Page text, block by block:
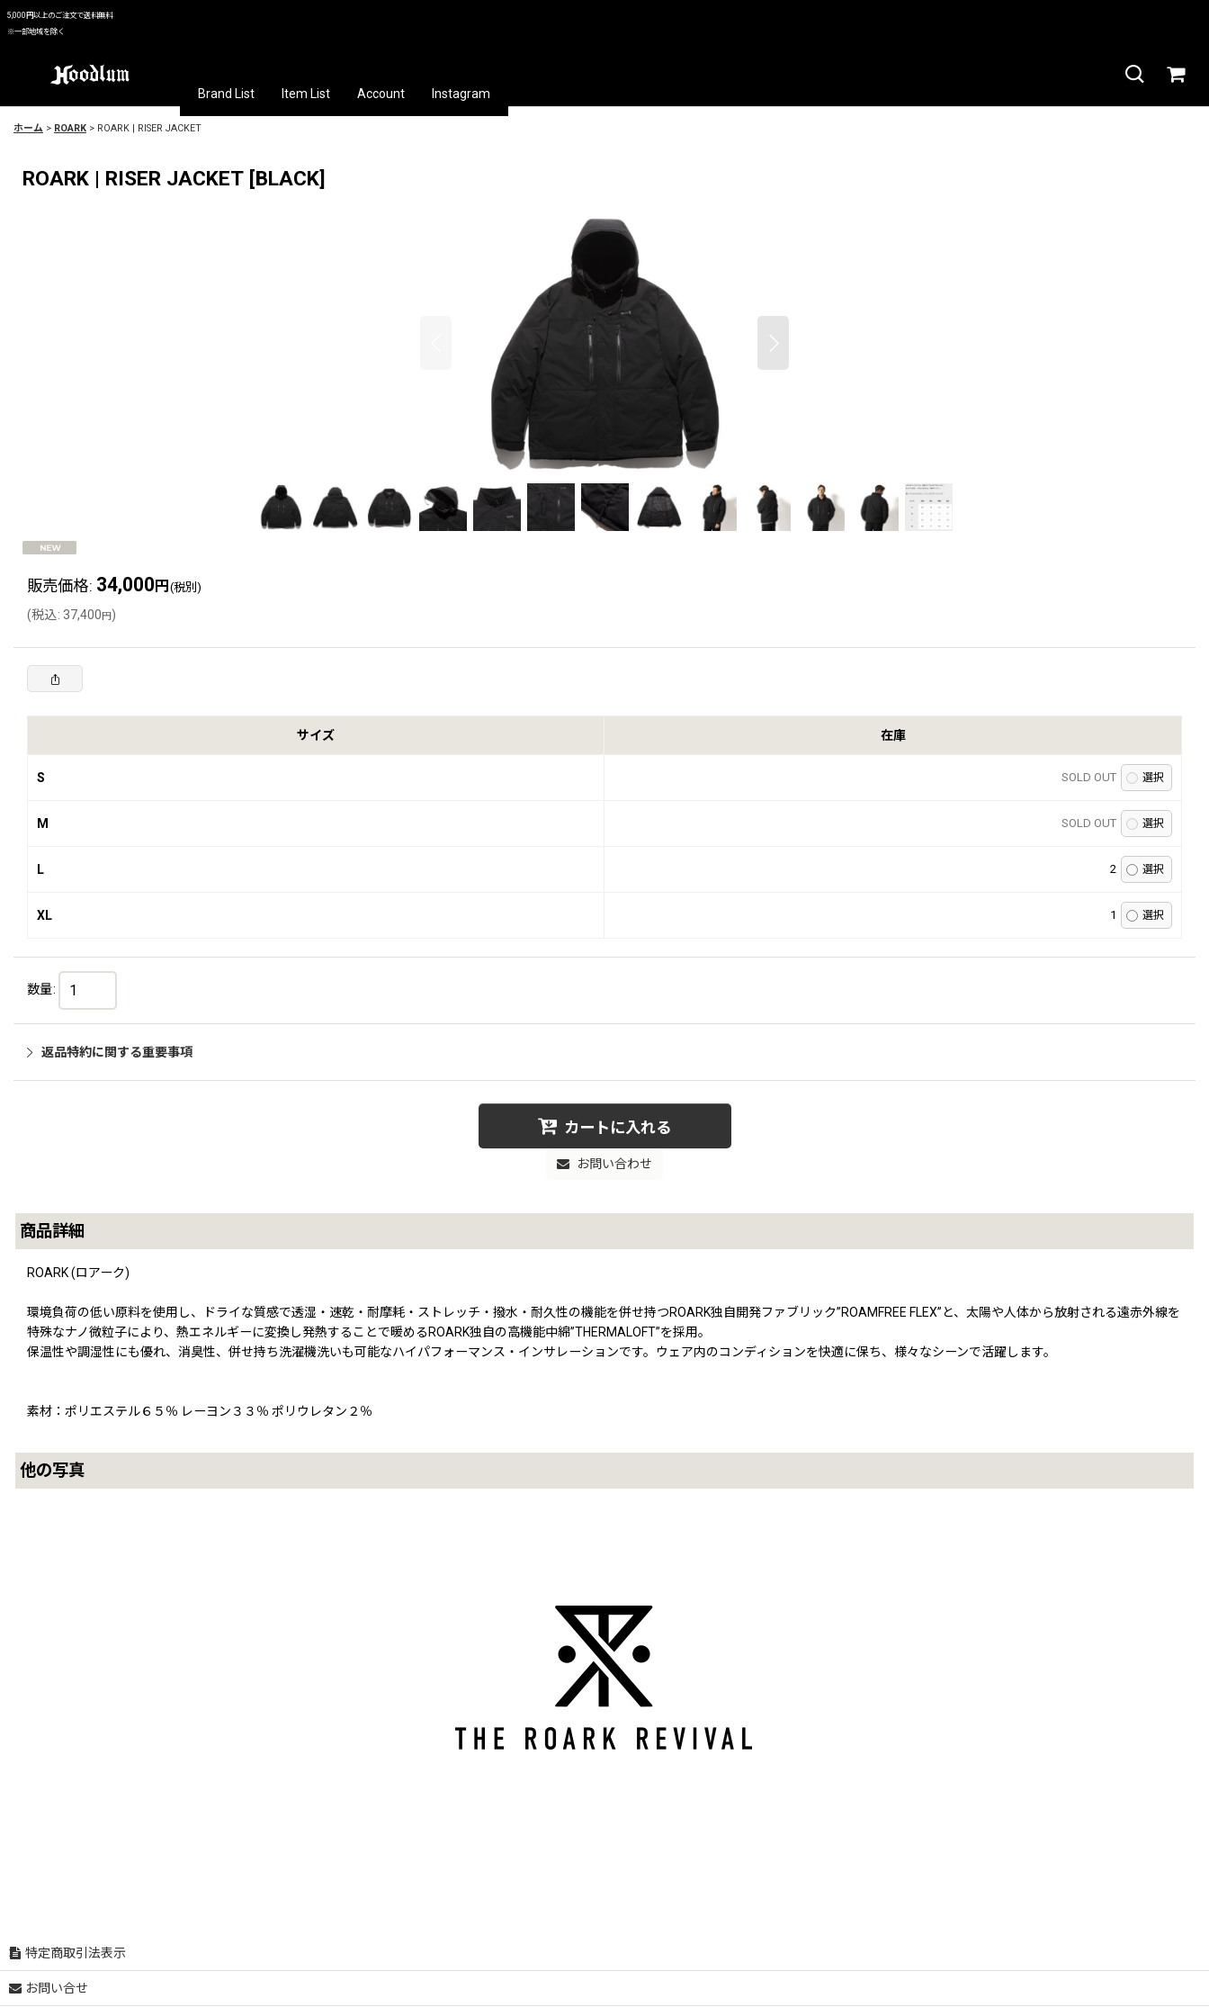
5,000円以上のご注文で送料無料
※一部地域を除く
Brand List Item List Account Instagram
ホーム > ROARK > ROARK | RISER JACKET
ROARK | RISER JACKET [BLACK]
販売価格: 34,000 円 (税別)
(税込: 37,400 円 )
サイズ 在庫
S SOLD OUT
M SOLD OUT
L 2
XL 1
数量:
返品特約に関する重要事項
カートに入れる
お問い合わせ
商品詳細
ROARK (ロアーク)
環境負荷の低い原料を使用し、ドライな質感で透湿・速乾・耐摩耗・ストレッチ・撥水・耐久性の機能を併せ持つROARK独自開発ファブリック”ROAMFREE FLEX”と、太陽や人体から放射される遠赤外線を
特殊なナノ微粒子により、熱エネルギーに変換し発熱することで暖めるROARK独自の高機能中綿”THERMALOFT”を採用。
保温性や調湿性にも優れ、消臭性、併せ持ち洗濯機洗いも可能なハイパフォーマンス・インサレーションです。ウェア内のコンディションを快適に保ち、様々なシーンで活躍します。
素材：ポリエステル６５％ レーヨン３３％ ポリウレタン２％
他の写真
特定商取引法表示
お問い合せ